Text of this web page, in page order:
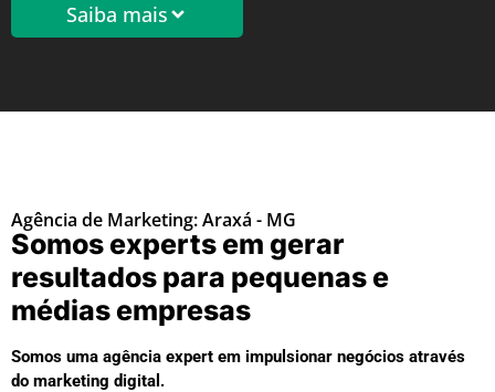
Saiba mais
Agência de Marketing: Araxá - MG
Somos experts em gerar
resultados para pequenas e
médias empresas
Somos uma agência expert em impulsionar negócios através
do marketing digital.